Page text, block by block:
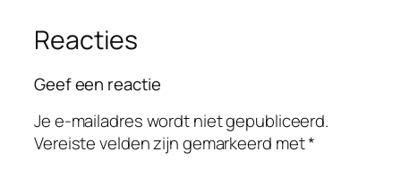
Reacties
Geef een reactie
Je e-mailadres wordt niet gepubliceerd.
Vereiste velden zijn gemarkeerd met*